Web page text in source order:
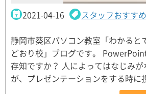
2021-04-16 スタッフおすす
静岡市葵区パソコン教室「わかる
どおり校」ブログです。
存知ですか？ 人によってはなじみ
が、プレゼンテーションをする時